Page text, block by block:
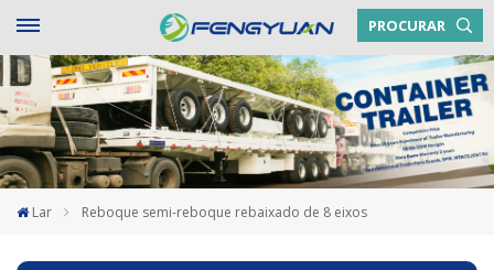
PROCURAR
Lar Reboque semi-reboque rebaixado de 8 eixos